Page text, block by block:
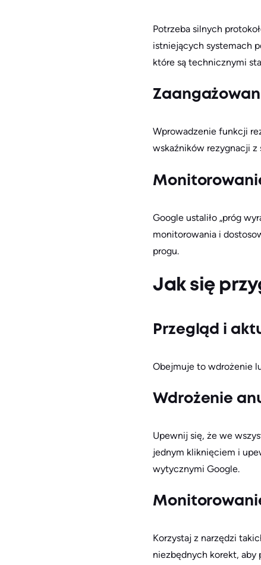
Potrzeba silnych
istniejących systemach
które są technicznymi
Wprowadzenie funkcji
wskaźników rezygnacji z
Google ustaliło „próg
monitorowania i
progu.
Jak się
Przegląd i
Obejmuje to wdrożenie
Wdrożenie
Upewnij się, że we
jednym kliknięciem i
wytycznymi Google.
Korzystaj z narzędzi
niezbędnych korekt, aby